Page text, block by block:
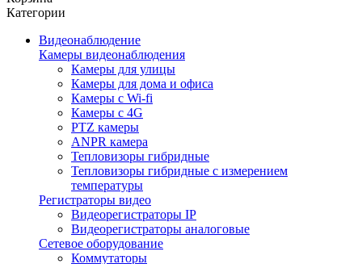
Категории
Видеонаблюдение
Камеры видеонаблюдения
Камеры для улицы
Камеры для дома и офиса
Камеры с Wi-fi
Камеры с 4G
PTZ камеры
ANPR камера
Тепловизоры гибридные
Тепловизоры гибридные c измерением
температуры
Регистраторы видео
Видеорегистраторы IP
Видеорегистраторы аналоговые
Сетевое оборудование
Коммутаторы